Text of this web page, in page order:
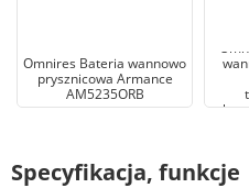
Omnires Bateria wannowo
prysznicowa Armance
AM5235ORB
Specyfikacja, funkcje